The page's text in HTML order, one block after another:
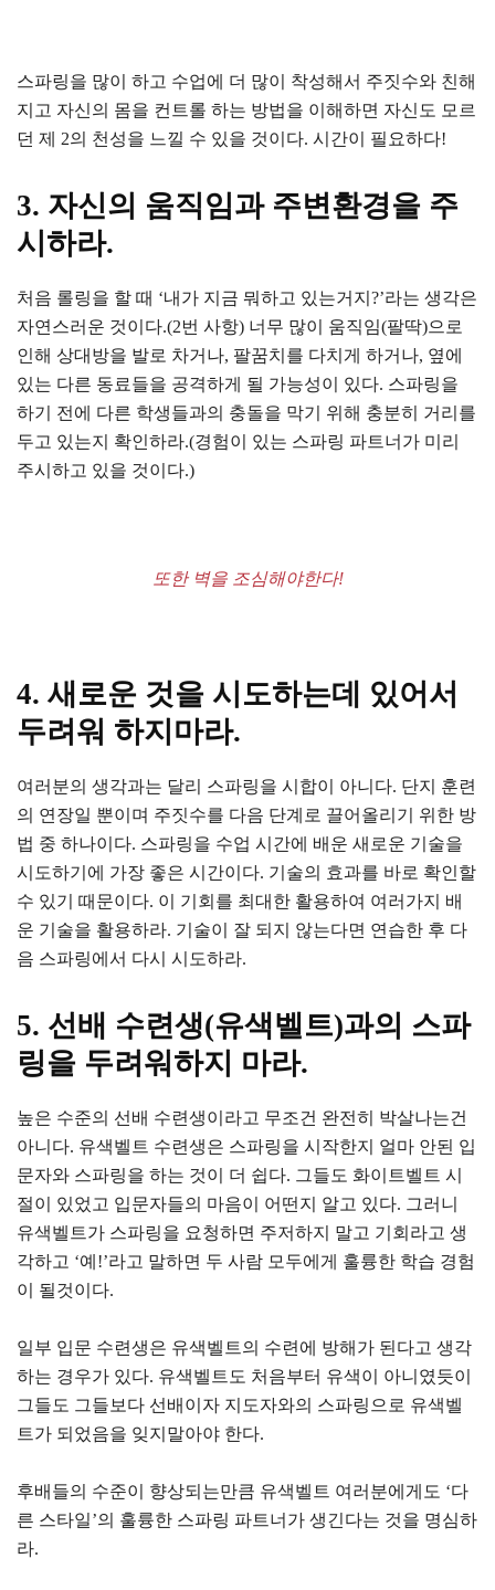
스파링을 많이 하고 수업에 더 많이 착성해서 주짓수와 친해
지고 자신의 몸을 컨트롤 하는 방법을 이해하면 자신도 모르
던 제 2의 천성을 느낄 수 있을 것이다. 시간이 필요하다!
3. 자신의 움직임과 주변환경을 주
시하라.
처음 롤링을 할 때 ‘내가 지금 뭐하고 있는거지?’라는 생각은
자연스러운 것이다.(2번 사항) 너무 많이 움직임(팔딱)으로
인해 상대방을 발로 차거나, 팔꿈치를 다치게 하거나, 옆에
있는 다른 동료들을 공격하게 될 가능성이 있다. 스파링을
하기 전에 다른 학생들과의 충돌을 막기 위해 충분히 거리를
두고 있는지 확인하라.(경험이 있는 스파링 파트너가 미리
주시하고 있을 것이다.)
또한 벽을 조심해야한다!
4. 새로운 것을 시도하는데 있어서
두려워 하지마라.
여러분의 생각과는 달리 스파링을 시합이 아니다. 단지 훈련
의 연장일 뿐이며 주짓수를 다음 단계로 끌어올리기 위한 방
법 중 하나이다. 스파링을 수업 시간에 배운 새로운 기술을
시도하기에 가장 좋은 시간이다. 기술의 효과를 바로 확인할
수 있기 때문이다. 이 기회를 최대한 활용하여 여러가지 배
운 기술을 활용하라. 기술이 잘 되지 않는다면 연습한 후 다
음 스파링에서 다시 시도하라.
5. 선배 수련생(유색벨트)과의 스파
링을 두려워하지 마라.
높은 수준의 선배 수련생이라고 무조건 완전히 박살나는건
아니다. 유색벨트 수련생은 스파링을 시작한지 얼마 안된 입
문자와 스파링을 하는 것이 더 쉽다. 그들도 화이트벨트 시
절이 있었고 입문자들의 마음이 어떤지 알고 있다. 그러니
유색벨트가 스파링을 요청하면 주저하지 말고 기회라고 생
각하고 ‘예!’라고 말하면 두 사람 모두에게 훌륭한 학습 경험
이 될것이다.
일부 입문 수련생은 유색벨트의 수련에 방해가 된다고 생각
하는 경우가 있다. 유색벨트도 처음부터 유색이 아니였듯이
그들도 그들보다 선배이자 지도자와의 스파링으로 유색벨
트가 되었음을 잊지말아야 한다.
후배들의 수준이 향상되는만큼 유색벨트 여러분에게도 ‘다
른 스타일’의 훌륭한 스파링 파트너가 생긴다는 것을 명심하
라.